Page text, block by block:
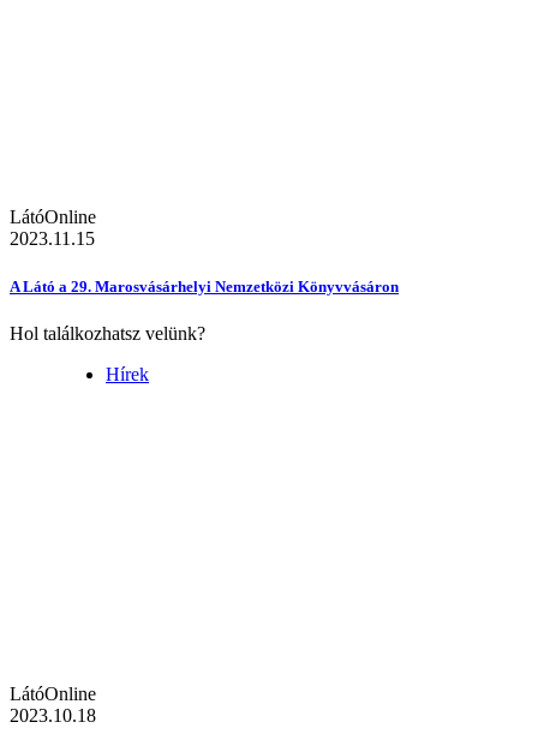
LátóOnline
2023.11.15
A Látó a 29. Marosvásárhelyi Nemzetközi Könyvvásáron
Hol találkozhatsz velünk?
Hírek
LátóOnline
2023.10.18